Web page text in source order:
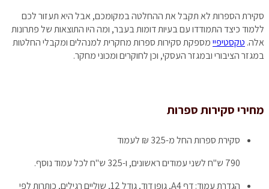
סקירת הספרות לא תקבל את ההחלטה במקומכם, אבל היא תעזור לכם
ללמוד כיצד התמודדו עם בעיות דומות בעבר, ומה היו התוצאות של פתרונות
אלה. טקסטיפיימספקת סקירות ספרות מחקרית למנהלים ומקבלי החלטות
במגזר הציבורי ובמגזר העסקי, וכן לחוקרים ומכוני מחקר.
מחירי סקירות ספרות
סקירת ספרותהחל מ-325 ₪ לעמוד
790 ש"ח לשני עמודים ראשונים, ו-325 ש"ח לכל עמוד נוסף.
הגדרת עמוד: דף A4, גופן דוד, גודל 12, שוליים רגילים, כותרות לפי